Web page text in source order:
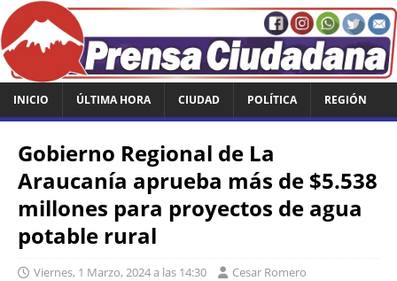
INICIO ÚLTIMA HORA CIUDAD POLÍTICA REGIÓN
Gobierno Regional de La
Araucanía aprueba más de $5.538
millones para proyectos de agua
potable rural
Viernes, 1 Marzo, 2024 a las 14:30 Cesar Romero